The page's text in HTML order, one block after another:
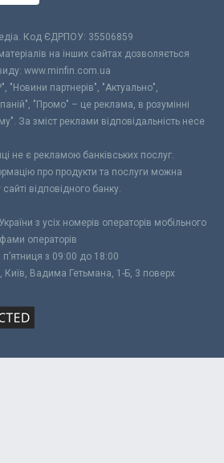
Код ЄДРПОУ: 35506859
на інших сайтах дозволяється
www.minfin.com.ua
"Новини партнерів", "Актуально",
"Промо" – це реклама, в розумінні
За зміст реклами відповідальність несе
не є рекламою банківських послуг.
про продукти та послуги можна
відповідного банку.
з усіх номерів операторів мобільного
операторів
п’ятниця з 09:00 до 18:00
Київ, Вадима Гетьмана, 1-Б, 3 поверх